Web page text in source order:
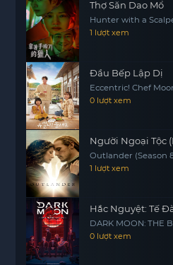
của nhiều người. Nó nhắc
quan trọng của sự đồng
trong xã hội, đặc biệt là đối
tuổi đang phải đối mặt với
khăn.
Thợ Săn Dao Mổ
Hunter with a
1 lượt xem
Đầu Bếp Lập Dị
Eccentric! Chef
0 lượt xem
Người Ngoại Tộc
Outlander (Season
1 lượt xem
Hắc Nguyệt: Tế
DARK MOON: THE
0 lượt xem